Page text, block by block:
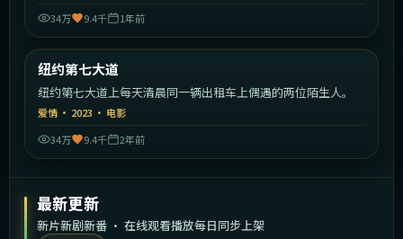
34万
9.4千 1年前
热门
纽约第七大道
纽约第七大道上每天清晨同一辆出租车上偶遇的两位陌生人。
爱情 · 2023 · 电影
34万
9.4千 2年前
最新更新
新片新剧新番 · 在线观看播放每日同步上架